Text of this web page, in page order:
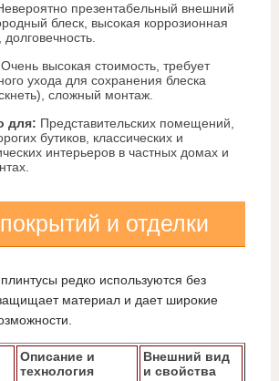
презентабельный внешний
блеск, высокая коррозионная
долговечность.
Очень высокая стоимость, требует
ухода для сохранения блеска
сложный монтаж.
для: Представительских помещений,
бутиков, классических и
интерьеров в частных домах и
и отделки
редко используются без
материал и дает широкие
Описание и
технология
Внешний вид
и свойства